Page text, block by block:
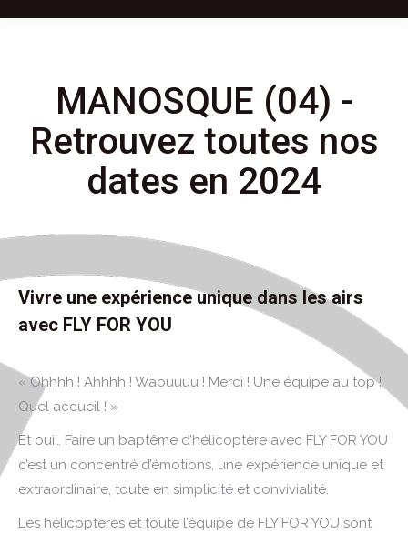
MANOSQUE (04) -
Retrouvez toutes nos
dates en 2024
Vivre une expérience unique dans les airs
avec FLY FOR YOU
« Ohhhh ! Ahhhh ! Waouuuu ! Merci ! Une équipe au top !
Quel accueil ! »
Et oui… Faire un baptême d’hélicoptère avec FLY FOR YOU
c’est un concentré d’émotions, une expérience unique et
extraordinaire, toute en simplicité et convivialité.
Les hélicoptères et toute l’équipe de FLY FOR YOU sont